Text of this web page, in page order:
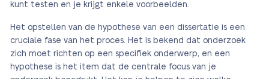
kunt testen en je krijgt enkele voorbeelden.
Het opstellen van de hypothese van een dissertatie is een
cruciale fase van het proces. Het is bekend dat onderzoek
zich moet richten op een specifiek onderwerp, en een
hypothese is het item dat de centrale focus van je